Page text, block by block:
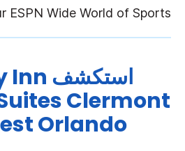
استكشف Inn
Clermont
Orlando